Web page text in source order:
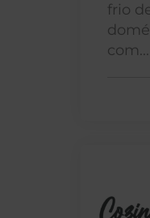
frio
com...